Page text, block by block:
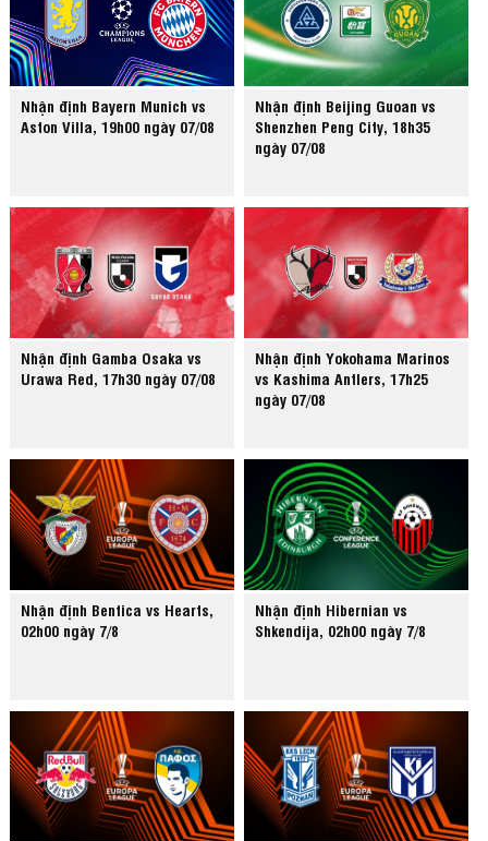
Nhận định Bayern Munich vs
Aston Villa, 19h00 ngày 07/08
Nhận định Beijing Guoan vs
Shenzhen Peng City, 18h35
ngày 07/08
Nhận định Gamba Osaka vs
Urawa Red, 17h30 ngày 07/08
Nhận định Yokohama Marinos
vs Kashima Antlers, 17h25
ngày 07/08
Nhận định Benfica vs Hearts,
02h00 ngày 7/8
Nhận định Hibernian vs
Shkendija, 02h00 ngày 7/8